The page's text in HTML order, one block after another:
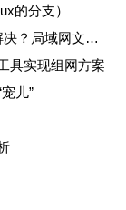
的分支）
win10系统提示局域网访问需要密码怎么解决？局域网文件共享工具分享
具实现组网方案
儿”